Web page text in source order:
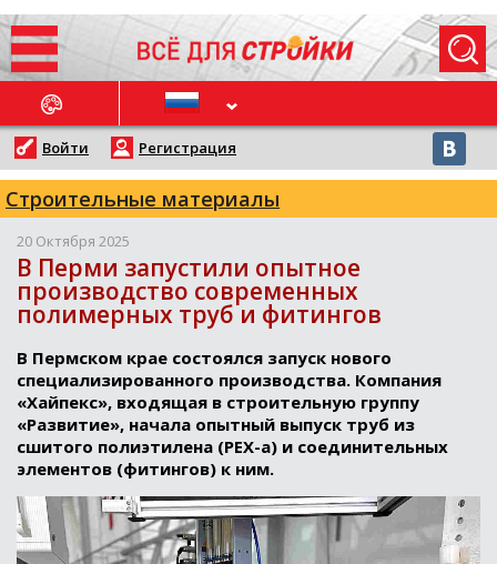
НОВОСТИ
Войти Регистрация
Строительные материалы
20 Октября 2025
В Перми запустили опытное
производство современных
полимерных труб и фитингов
В Пермском крае состоялся запуск нового
специализированного производства. Компания
«Хайпекс», входящая в строительную группу
«Развитие», начала опытный выпуск труб из
сшитого полиэтилена (PEX-a) и соединительных
элементов (фитингов) к ним.